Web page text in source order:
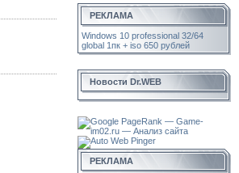
РЕКЛАМА
Windows 10 professional 32/64
global 1пк + iso 650 рублей
Новости Dr.WEB
РЕКЛАМА